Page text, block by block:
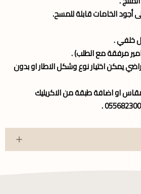
الخامات قابلة للمسح.
خلفي .
مرفقة مع الطلب) .
يمكن اختيار نوع وشكل الاطار او بدون
او اضافة طبقة من الاكريليك